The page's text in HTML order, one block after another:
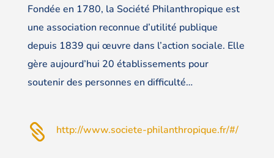
Fondée en 1780, la Société Philanthropique est
une association reconnue d’utilité publique
depuis 1839 qui œuvre dans l’action sociale. Elle
gère aujourd’hui 20 établissements pour
soutenir des personnes en difficulté…
 http://www.societe-philanthropique.fr/#/